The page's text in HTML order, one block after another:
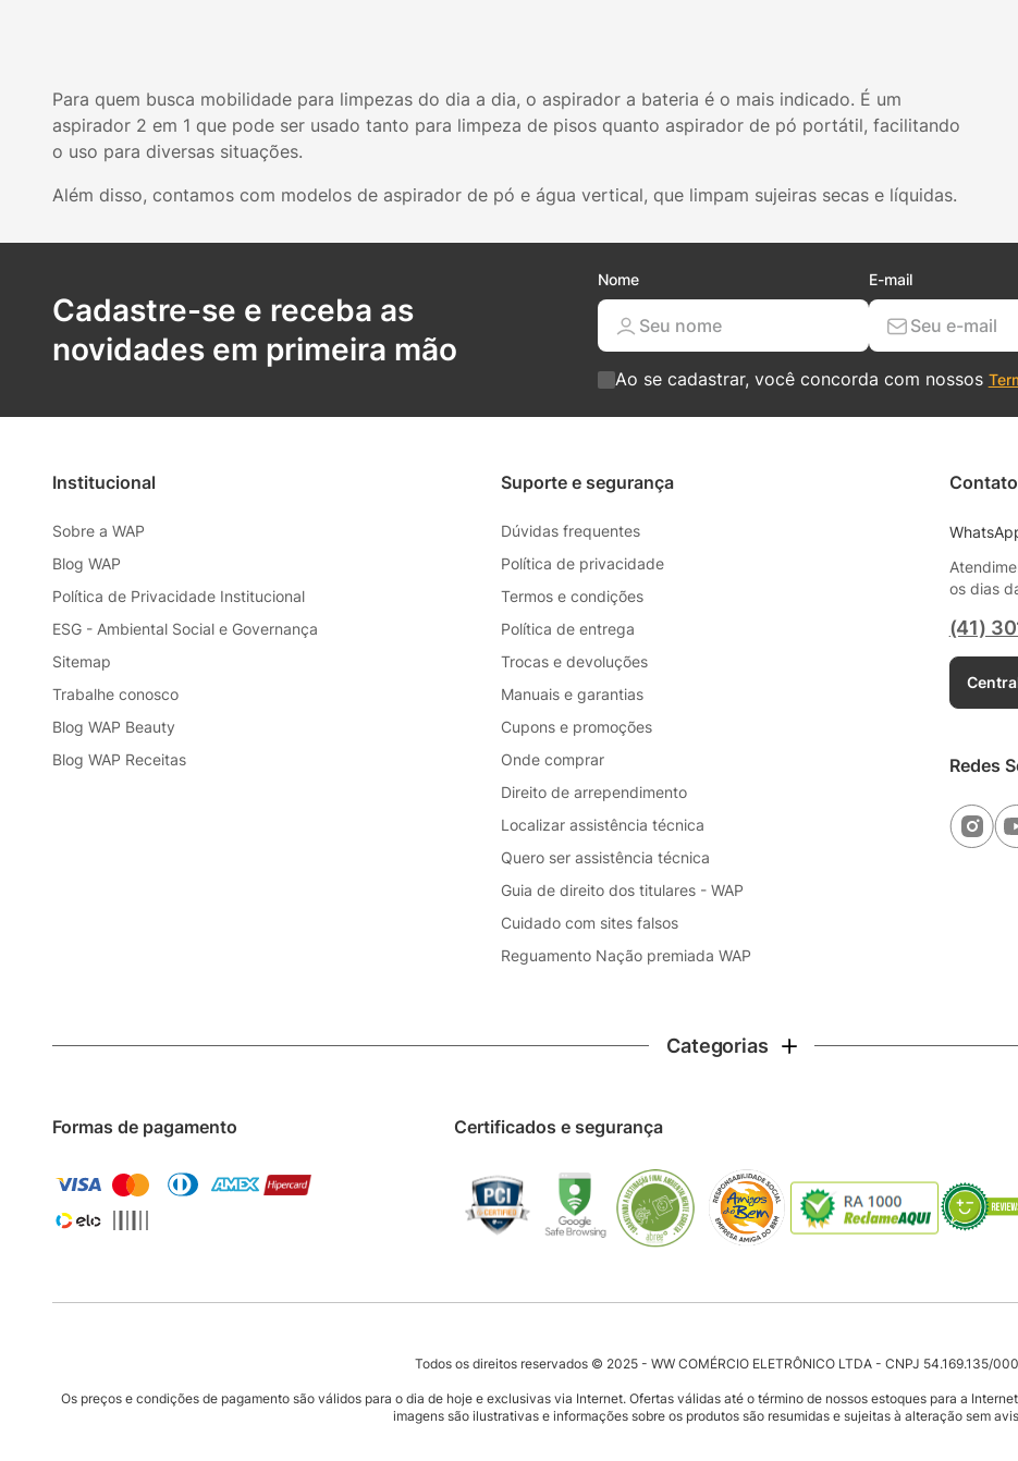
Para quem busca mobilidade para limpezas do dia a dia, o aspirador a bateria é o mais indicado. É um
aspirador 2 em 1 que pode ser usado tanto para limpeza de pisos quanto aspirador de pó portátil, facilitando
o uso para diversas situações.
Além disso, contamos com modelos de aspirador de pó e água vertical, que limpam sujeiras secas e líquidas.
Cadastre-se e receba as
novidades em primeira mão
Nome E-mail
Ao se cadastrar, você concorda com nossos
Institucional
Sobre a WAP
Blog WAP
Política de Privacidade Institucional
ESG - Ambiental Social e Governança
Sitemap
Trabalhe conosco
Blog WAP Beauty
Blog WAP Receitas
Suporte e segurança
Dúvidas frequentes
Política de privacidade
Termos e condições
Política de entrega
Trocas e devoluções
Manuais e garantias
Cupons e promoções
Onde comprar
Direito de arrependimento
Localizar assistência técnica
Quero ser assistência técnica
Guia de direito dos titulares - WAP
Cuidado com sites falsos
Reguamento Nação premiada WAP
Contato
os dias
(41)
Redes
Categorias
Formas de pagamento Certificados e segurança
Todos os direitos reservados © 2025 - WW COMÉRCIO ELETRÔNICO LTDA - CNPJ 54.169.135/
Os preços e condições de pagamento são válidos para o dia de hoje e exclusivas via Internet. Ofertas válidas até o término de nossos estoques para a
imagens são ilustrativas e informações sobre os produtos são resumidas e sujeitas à alteração sem